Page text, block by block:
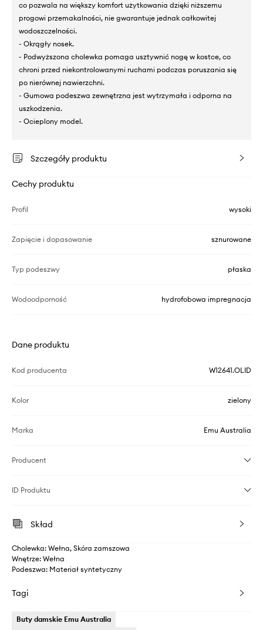
co pozwala na większy komfort użytkowania dzięki niższemu
progowi przemakalności, nie gwarantuje jednak całkowitej
wodoszczelności.
- Okrągły nosek.
- Podwyższona cholewka pomaga usztywnić nogę w kostce, co
chroni przed niekontrolowanymi ruchami podczas poruszania się
po nierównej nawierzchni.
- Gumowa podeszwa zewnętrzna jest wytrzymała i odporna na
uszkodzenia.
- Ocieplony model.
Szczegóły produktu
Cechy produktu
Profil wysoki
Zapięcie i dopasowanie sznurowane
Typ podeszwy płaska
Wodoodporność hydrofobowa impregnacja
Dane produktu
Kod producenta W12641.OLID
Kolor zielony
Marka Emu Australia
Producent
ID Produktu
Skład
Cholewka: Wełna, Skóra zamszowa
Wnętrze: Wełna
Podeszwa: Materiał syntetyczny
Tagi
Buty damskie Emu Australia